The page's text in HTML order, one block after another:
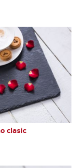
clasic